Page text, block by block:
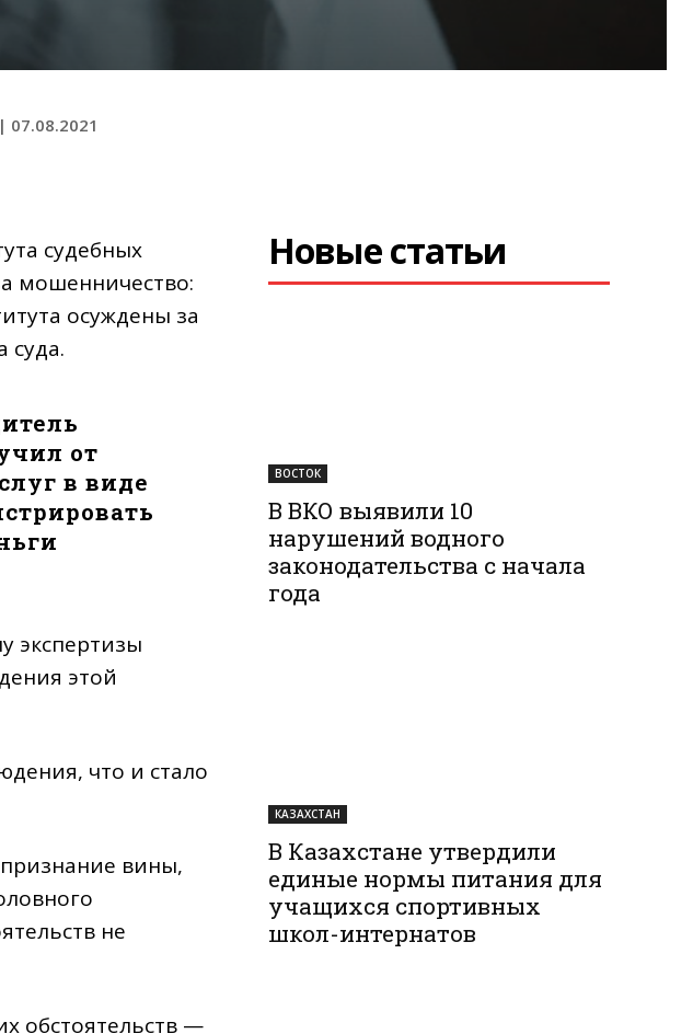
07.08.2021
судебных
мошенничество:
осуждены за
суда.
от
в виде
экспертизы
этой
что и стало
вины,
не
обстоятельств —
Новые статьи
ВОСТОК
В ВКО выявили 10
нарушений водного
законодательства с начала
года
КАЗАХСТАН
В Казахстане утвердили
единые нормы питания для
учащихся спортивных
школ-интернатов